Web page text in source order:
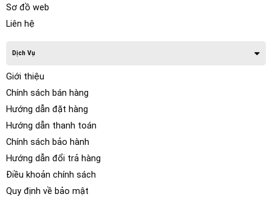
Sơ đồ web
Liên hệ
Dịch Vụ
Giới thiệu
Chính sách bán hàng
Hướng dẫn đặt hàng
Hướng dẫn thanh toán
Chính sách bảo hành
Hướng dẫn đổi trả hàng
Điều khoản chính sách
Quy định về bảo mật